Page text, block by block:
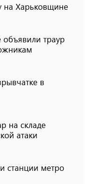
на Харьковщине
траур
в
на складе
атаки
станции метро